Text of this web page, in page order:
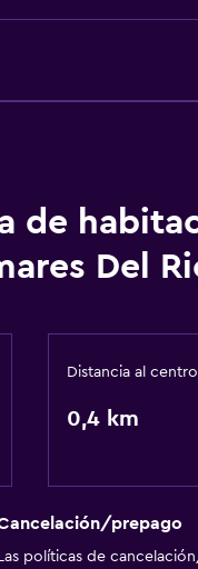
y
superiores
Áreas designadas para
privada
Actividades
de mesa/
a caballo
de billar
de
Del
Distancia al centro
0,4 km
prepago
Las políticas de